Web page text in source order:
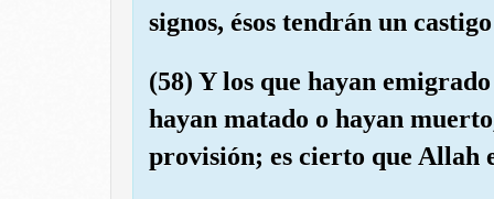
signos, ésos tendrán un
(58) Y los que hayan
hayan matado o hayan
provisión; es cierto que Allah